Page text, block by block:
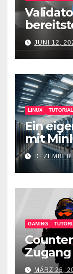
JUNI 12,
LINUX
Ein
mit
GAMING
für den
MÄRZ 25,